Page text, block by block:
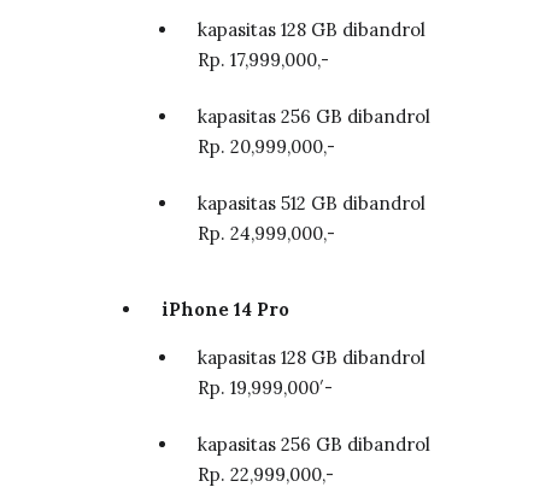
kapasitas 128 GB dibandrol
Rp. 17,999,000,-
kapasitas 256 GB dibandrol
Rp. 20,999,000,-
kapasitas 512 GB dibandrol
Rp. 24,999,000,-
iPhone 14 Pro
kapasitas 128 GB dibandrol
Rp. 19,999,000′-
kapasitas 256 GB dibandrol
Rp. 22,999,000,-